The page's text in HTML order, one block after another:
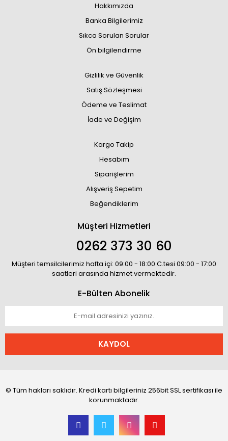
Hakkımızda
Banka Bilgilerimiz
Sıkca Sorulan Sorular
Ön bilgilendirme
Gizlilik ve Güvenlik
Satış Sözleşmesi
Ödeme ve Teslimat
İade ve Değişim
Kargo Takip
Hesabım
Siparişlerim
Alışveriş Sepetim
Beğendiklerim
Müşteri Hizmetleri
0262 373 30 60
Müşteri temsilcilerimiz hafta içi: 09:00 - 18:00 C.tesi 09:00 - 17:00
saatleri arasında hizmet vermektedir.
E-Bülten Abonelik
KAYDOL
© Tüm hakları saklıdır. Kredi kartı bilgileriniz 256bit SSL sertifikası ile
korunmaktadır.